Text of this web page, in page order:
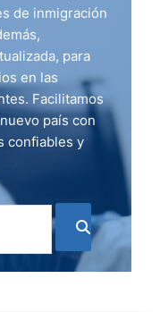
de inmigración
para
en las
Facilitamos
país con
confiables y